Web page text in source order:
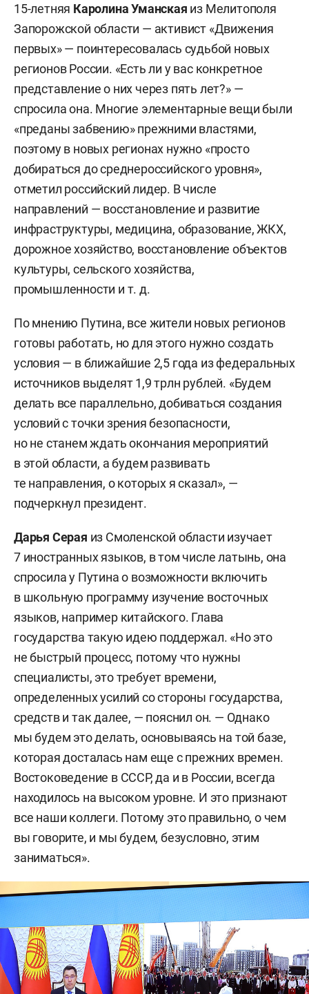
15-летняя Каролина Уманская из Мелитополя
Запорожской области — активист «Движения
первых» — поинтересовалась судьбой новых
регионов России. «Есть ли у вас конкретное
представление о них через пять лет?» —
спросила она. Многие элементарные вещи были
«преданы забвению» прежними властями,
поэтому в новых регионах нужно «просто
добираться до среднероссийского уровня»,
отметил российский лидер. В числе
направлений — восстановление и развитие
инфраструктуры, медицина, образование, ЖКХ,
дорожное хозяйство, восстановление объектов
культуры, сельского хозяйства,
промышленности и т. д.
По мнению Путина, все жители новых регионов
готовы работать, но для этого нужно создать
условия — в ближайшие 2,5 года из федеральных
источников выделят 1,9 трлн рублей. «Будем
делать все параллельно, добиваться создания
условий с точки зрения безопасности,
но не станем ждать окончания мероприятий
в этой области, а будем развивать
те направления, о которых я сказал», —
подчеркнул президент.
Дарья Серая из Смоленской области изучает
7 иностранных языков, в том числе латынь, она
спросила у Путина о возможности включить
в школьную программу изучение восточных
языков, например китайского. Глава
государства такую идею поддержал. «Но это
не быстрый процесс, потому что нужны
специалисты, это требует времени,
определенных усилий со стороны государства,
средств и так далее, — пояснил он. — Однако
мы будем это делать, основываясь на той базе,
которая досталась нам еще с прежних времен.
Востоковедение в СССР, да и в России, всегда
находилось на высоком уровне. И это признают
все наши коллеги. Потому это правильно, о чем
вы говорите, и мы будем, безусловно, этим
заниматься».